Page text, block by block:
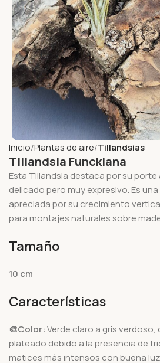
Inicio Plantas de aire Tillandsias
Tillandsia Funckiana
Esta Tillandsia destaca por su
delicado pero muy expresivo. Es
apreciada por su crecimiento
para montajes naturales sobre
Tamaño
10 cm
Características
🎨Color:Verde claro a gris
plateado debido a la presencia de
matices más intensos con buena